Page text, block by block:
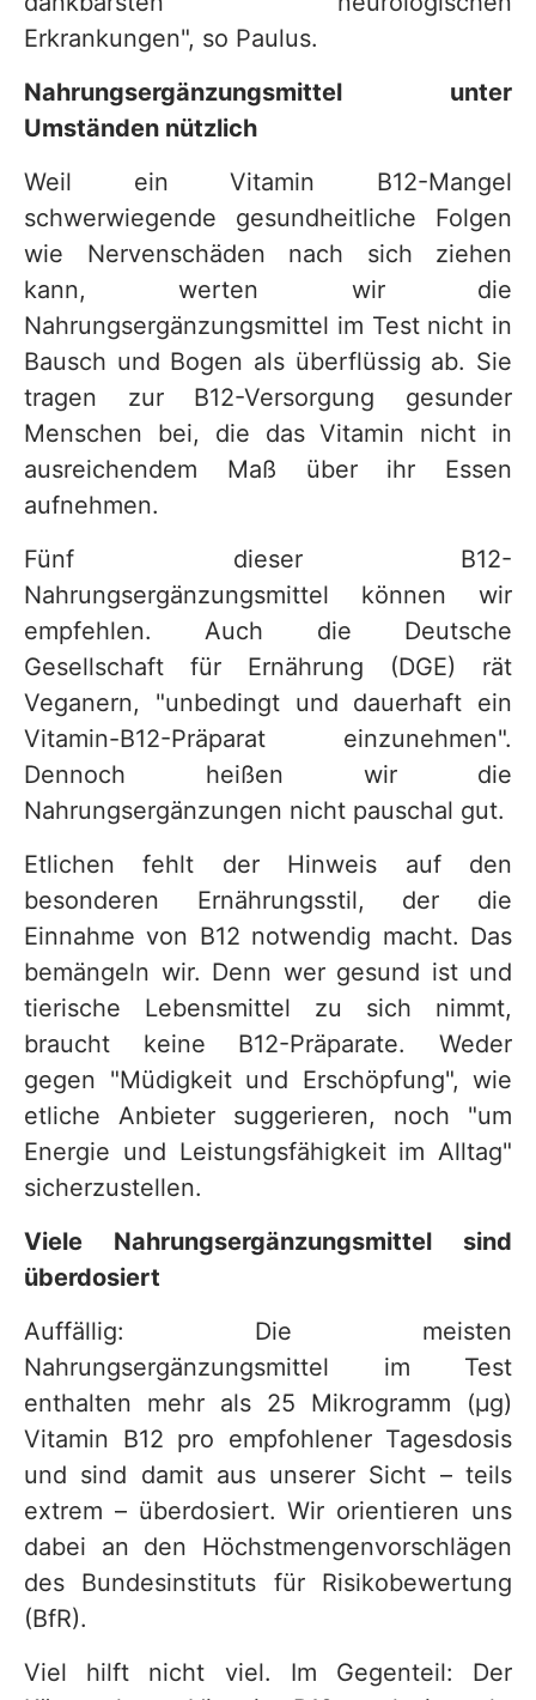
Erkrankungen", so Paulus.
Nahrungsergänzungsmittel unter
Umständen nützlich
Weil ein Vitamin B12-Mangel
schwerwiegende gesundheitliche Folgen
wie Nervenschäden nach sich ziehen
kann, werten wir die
Nahrungsergänzungsmittel im Test nicht in
Bausch und Bogen als überflüssig ab. Sie
tragen zur B12-Versorgung gesunder
Menschen bei, die das Vitamin nicht in
ausreichendem Maß über ihr Essen
aufnehmen.
Fünf dieser B12-
Nahrungsergänzungsmittel können wir
empfehlen. Auch die Deutsche
Gesellschaft für Ernährung (DGE) rät
Veganern, "unbedingt und dauerhaft ein
Vitamin-B12-Präparat einzunehmen".
Dennoch heißen wir die
Nahrungsergänzungen nicht pauschal gut.
Etlichen fehlt der Hinweis auf den
besonderen Ernährungsstil, der die
Einnahme von B12 notwendig macht. Das
bemängeln wir. Denn wer gesund ist und
tierische Lebensmittel zu sich nimmt,
braucht keine B12-Präparate. Weder
gegen "Müdigkeit und Erschöpfung", wie
etliche Anbieter suggerieren, noch "um
Energie und Leistungsfähigkeit im Alltag"
sicherzustellen.
Viele Nahrungsergänzungsmittel sind
überdosiert
Auffällig: Die meisten
Nahrungsergänzungsmittel im Test
enthalten mehr als 25 Mikrogramm (μg)
Vitamin B12 pro empfohlener Tagesdosis
und sind damit aus unserer Sicht – teils
extrem – überdosiert. Wir orientieren uns
dabei an den Höchstmengenvorschlägen
des Bundesinstituts für Risikobewertung
(BfR).
Viel hilft nicht viel. Im Gegenteil: Der